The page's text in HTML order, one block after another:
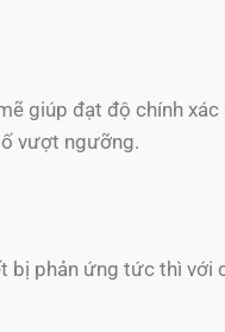
giúp đạt độ chính xác
vượt ngưỡng.
bị phản ứng tức thì với